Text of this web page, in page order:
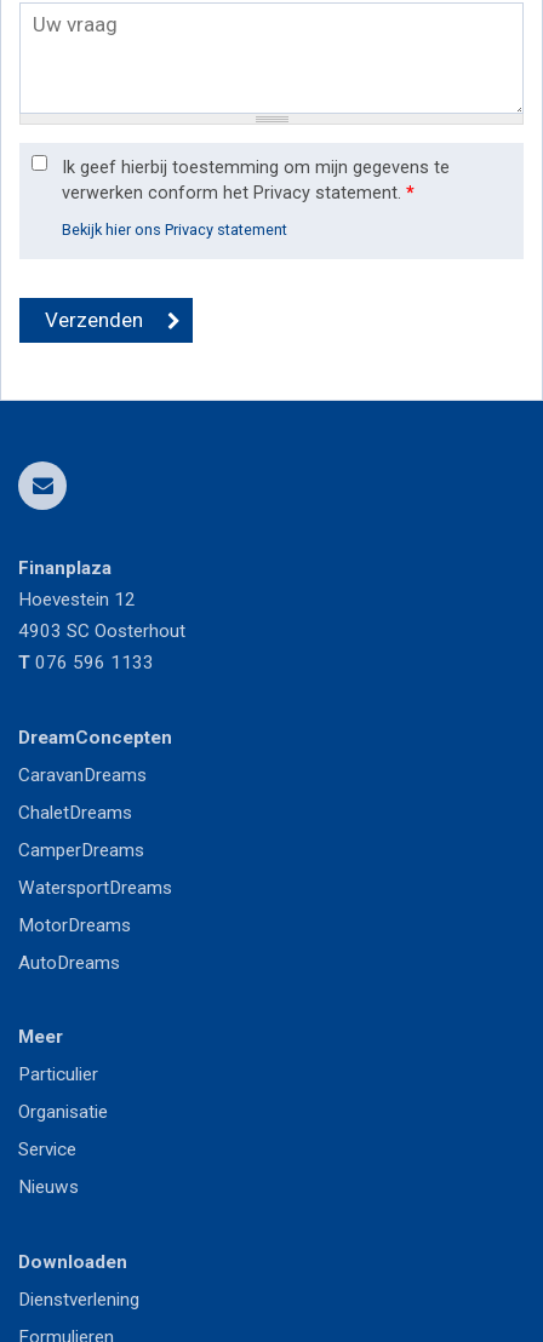
Ik geef hierbij toestemming om mijn gegevens te
verwerken conform het Privacy statement. *
Bekijk hier ons Privacy statement
Finanplaza
Hoevestein 12
4903 SC Oosterhout
T 076 596 1133
DreamConcepten
CaravanDreams
ChaletDreams
CamperDreams
WatersportDreams
MotorDreams
AutoDreams
Meer
Particulier
Organisatie
Service
Nieuws
Downloaden
Dienstverlening
Formulieren